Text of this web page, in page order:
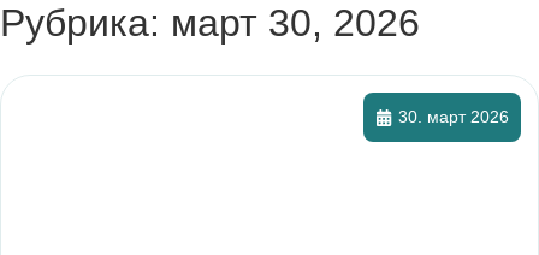
Рубрика: март 30, 2026
30. март 2026